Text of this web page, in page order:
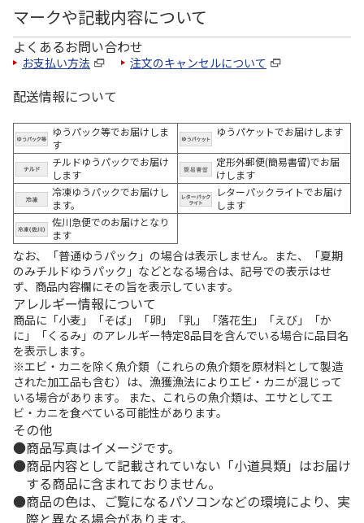
マークや記載内容について
よくあるお問い合わせ
お支払い方法 注文のキャンセルについて
配送情報について
ゆうパック等でお届けしま
す
ゆうパケットでお届けします
チルドゆうパックでお届け
します
定形外郵便(簡易書留)でお届
けします
冷凍ゆうパックでお届けし
ます。
レターパックライトでお届け
します
佐川急便でのお届けとなり
ます
なお、「普通ゆうパック」の場合は表示しません。また、「夏期
のみチルドゆうパック」などとなる場合は、記号での表示はせ
ず、商品内容欄にその旨を表示しています。
アレルギー情報について
商品に「小麦」「そば」「卵」「乳」「落花生」「えび」「か
に」「くるみ」のアレルギー特定8品目を含んでいる場合に品目名
を表示します。
※エビ・カニを除く魚介類（これらの魚介類を原材料として製造
された加工品も含む）は、漁獲漁法によりエビ・カニが混じって
いる場合があります。 また、これらの魚介類は、エサとしてエ
ビ・カニを食べている可能性があります。
その他
商品写真はイメージです。
商品内容として記載されていない「小道具類」はお届け
する商品に含まれておりません。
商品の色は、ご覧になるパソコンなどの環境により、実
際と異なる場合があります。